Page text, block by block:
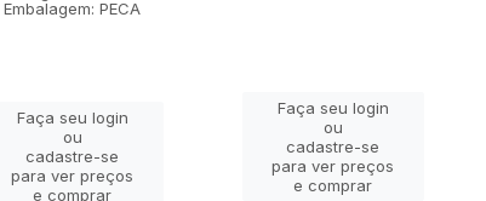
Embalagem: PECA
Faça seu login
ou
cadastre-se
para ver preços
e comprar
Faça seu login
ou
cadastre-se
para ver preços
e comprar